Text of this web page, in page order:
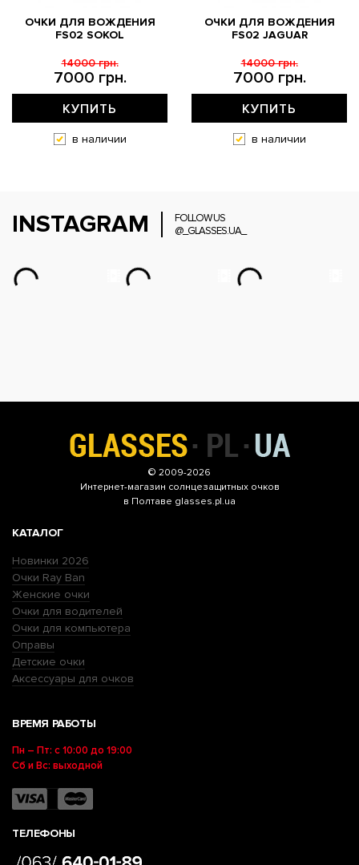
ОЧКИ ДЛЯ ВОЖДЕНИЯ
FS02 SOKOL
7000 грн.
14000 грн.
КУПИТЬ
в наличии
ОЧКИ ДЛЯ ВОЖДЕНИЯ
FS02 JAGUAR
7000 грн.
14000 грн.
КУПИТЬ
в наличии
INSTAGRAM
FOLLOW US
@_GLASSES.UA_
© 2009-2026
Интернет-магазин солнцезащитных очков
в Полтаве glasses.pl.ua
КАТАЛОГ
Новинки 2026
Очки Ray Ban
Женские очки
Очки для водителей
Очки для компьютера
Оправы
Детские очки
Аксессуары для очков
ВРЕМЯ РАБОТЫ
Пн – Пт: с 10:00 до 19:00
Сб и Вс: выходной
ТЕЛЕФОНЫ